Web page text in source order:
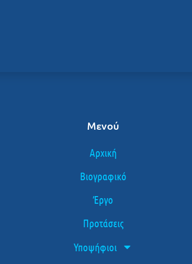
Μενού
Αρχική
Βιογραφικό
Έργο
Προτάσεις
Υποψήφιοι